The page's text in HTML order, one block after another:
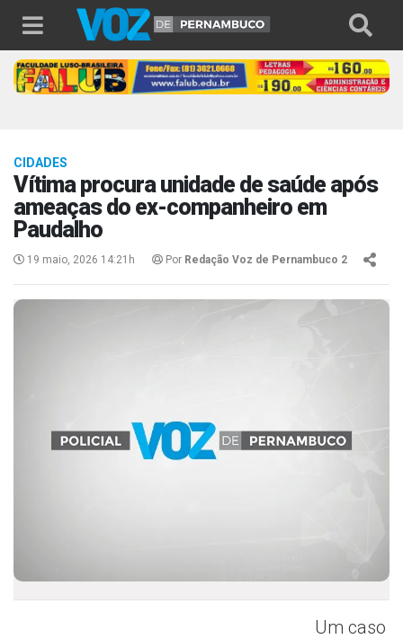
CIDADES
Vítima procura unidade de saúde após
ameaças do ex-companheiro em
Paudalho
19 maio, 2026 14:21h Por Redação Voz de Pernambuco 2
Um caso